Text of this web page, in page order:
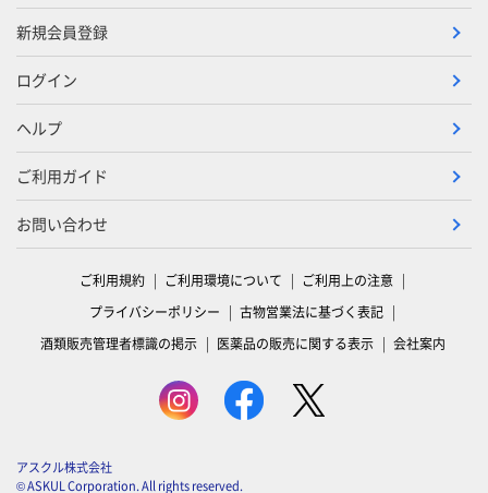
新規会員登録
ログイン
ヘルプ
ご利用ガイド
お問い合わせ
ご利用規約 ご利用環境について
ご利用上の注意
プライバシーポリシー
古物営業法に基づく表記
酒類販売管理者標識の掲示
医薬品の販売に関する表示 会社案内
アスクル株式会社
© ASKUL Corporation. All rights reserved.